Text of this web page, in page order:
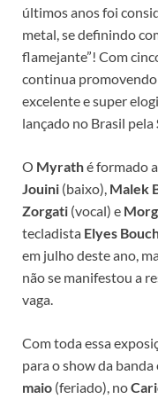
últimos anos foi
metal, se definindo
flamejante”! Com
continua
excelente e super
lançado no Brasil pela
O Myrathé formado
Jouini (baixo), Malek
Zorgati (vocal) e
tecladista Elyes
em julho deste ano,
não se manifestou a
vaga.
Com toda essa
para o show da banda
maio (feriado), no